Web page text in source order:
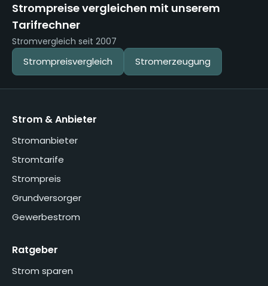
Strompreise vergleichen mit unserem
Tarifrechner
Stromvergleich seit 2007
Strompreisvergleich Stromerzeugung
Strom & Anbieter
Stromanbieter
Stromtarife
Strompreis
Grundversorger
Gewerbestrom
Ratgeber
Strom sparen